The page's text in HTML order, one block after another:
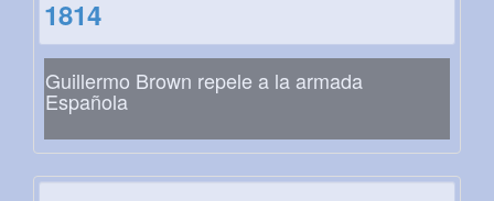
1814
Guillermo Brown repele a la armada
Española